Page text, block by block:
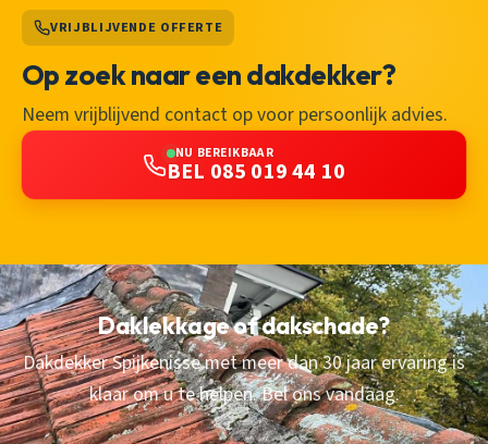
VRIJBLIJVENDE OFFERTE
Op zoek naar een dakdekker?
Neem vrijblijvend contact op voor persoonlijk advies.
NU BEREIKBAAR
BEL 085 019 44 10
Daklekkage of dakschade?
Dakdekker Spijkenisse met meer dan 30 jaar ervaring is
klaar om u te helpen. Bel ons vandaag.